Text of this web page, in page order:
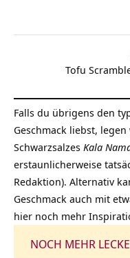
Tofu
Falls du übrigens den
Geschmack liebst,
Schwarzsalzes Kala
erstaunlicherweise
Redaktion). Alternativ
Geschmack auch mit
hier noch mehr
NOCH MEHR